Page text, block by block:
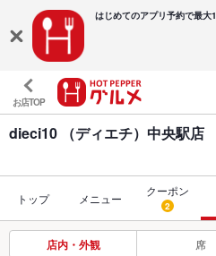
はじめてのアプリ予約で最大
お店TOP
dieci10 （ディエチ）中央駅店
トップ メニュー
クーポン
2
店内・外観 席